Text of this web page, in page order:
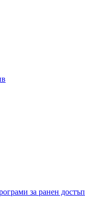
за ранен достъп